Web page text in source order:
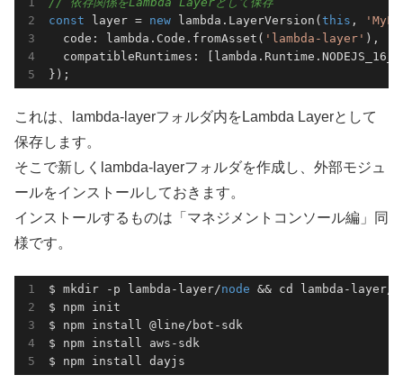
const layer = new lambda.LayerVersion(this ,
  code: lambda.Code.fromAsset(
'lambda-layer' ),
compatibleRuntimes:
});
これは、lambda-layerフォルダ内をLambda Layerとして
保存します。
そこで新しくlambda-layerフォルダを作成し、外部モジュ
ールをインストールしておきます。
インストールするものは「マネジメントコンソール編」同
様です。
$ mkdir -p lambda-layer/node && cd lambda-layer/
$ npm init
$ npm install @line/bot-sdk
$ npm install aws-sdk
$ npm install dayjs